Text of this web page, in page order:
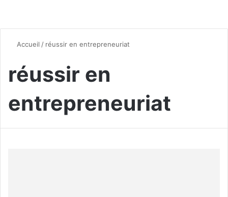
Accueil / réussir en entrepreneuriat
réussir en
entrepreneuriat